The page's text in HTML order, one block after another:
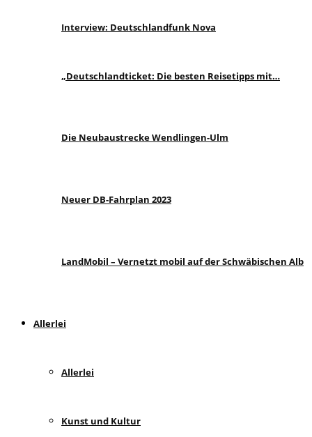
Interview: Deutschlandfunk Nova
„Deutschlandticket: Die besten Reisetipps mit…
Die Neubaustrecke Wendlingen-Ulm
Neuer DB-Fahrplan 2023
LandMobil – Vernetzt mobil auf der Schwäbischen Alb
Allerlei
Allerlei
Kunst und Kultur